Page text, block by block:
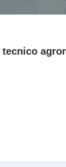
tecnico